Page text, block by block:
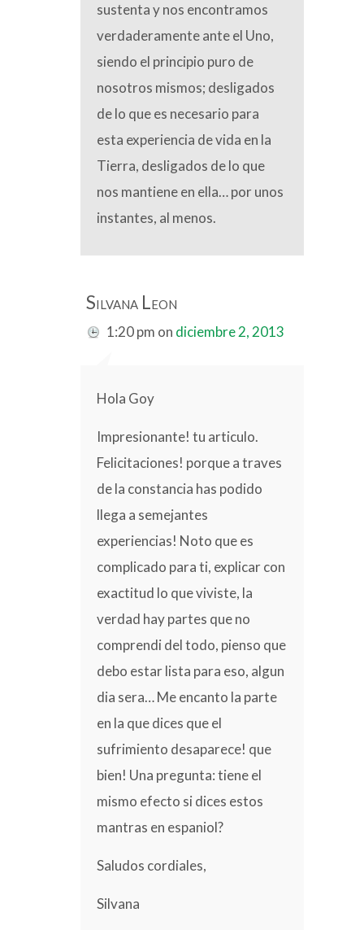
sustenta y nos encontramos
verdaderamente ante el Uno,
siendo el principio puro de
nosotros mismos; desligados
de lo que es necesario para
esta experiencia de vida en la
Tierra, desligados de lo que
nos mantiene en ella… por unos
instantes, al menos.
Silvana Leon
1:20 pm on diciembre 2, 2013
Hola Goy
Impresionante! tu articulo.
Felicitaciones! porque a traves
de la constancia has podido
llega a semejantes
experiencias! Noto que es
complicado para ti, explicar con
exactitud lo que viviste, la
verdad hay partes que no
comprendi del todo, pienso que
debo estar lista para eso, algun
dia sera… Me encanto la parte
en la que dices que el
sufrimiento desaparece! que
bien! Una pregunta: tiene el
mismo efecto si dices estos
mantras en espaniol?
Saludos cordiales,
Silvana